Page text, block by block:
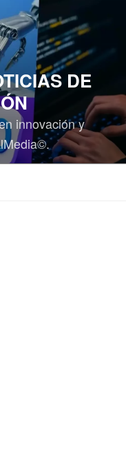
DE
innovación y